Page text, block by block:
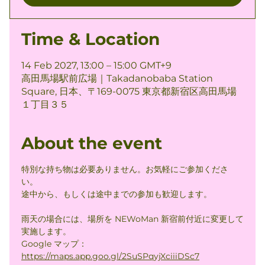
Time & Location
14 Feb 2027, 13:00 – 15:00 GMT+9
高田馬場駅前広場｜Takadanobaba Station
Square, 日本、〒169-0075 東京都新宿区高田馬場
１丁目３５
About the event
特別な持ち物は必要ありません。お気軽にご参加くださ
い。
途中から、もしくは途中までの参加も歓迎します。
雨天の場合には、場所を NEWoMan 新宿前付近に変更して
実施します。
Google マップ：
https://maps.app.goo.gl/2SuSPqyjXciiiDSc7